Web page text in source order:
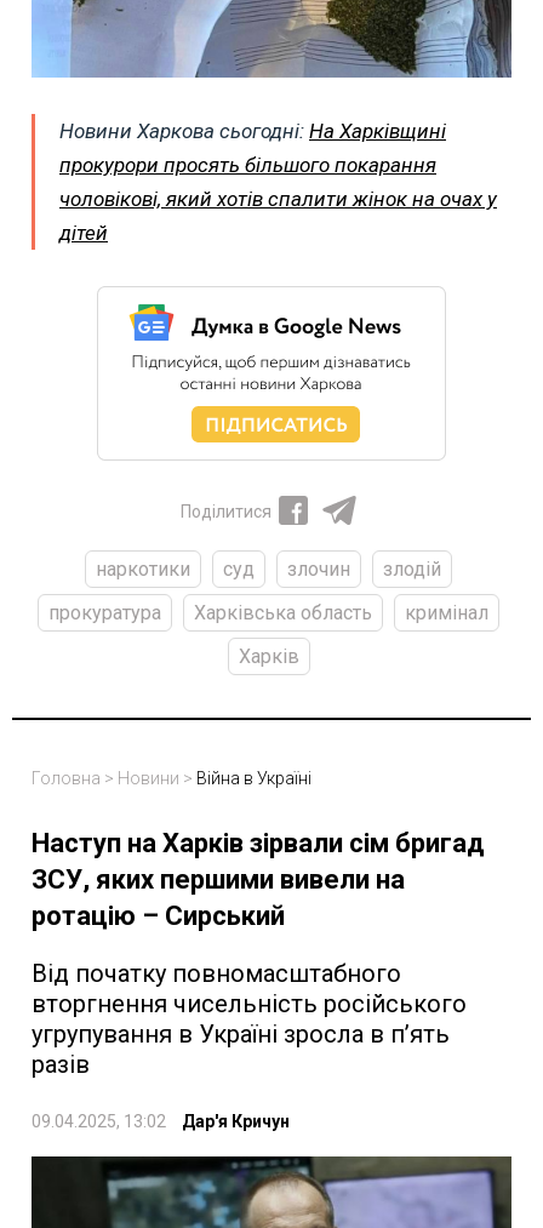
Новини Харкова сьогодні: На Харківщині
прокурори просять більшого покарання
чоловікові, який хотів спалити жінок на очах у
дітей
Поділитися
наркотики суд злочин
злодій
прокуратура
Харківська область
кримінал
Харків
Головна > Новини > Війна в Україні
Наступ на Харків зірвали сім бригад
ЗСУ, яких першими вивели на
ротацію – Сирський
Від початку повномасштабного
вторгнення чисельність російського
угрупування в Україні зросла в пʼять
разів
09.04.2025, 13:02 Дар'я Кричун